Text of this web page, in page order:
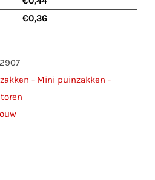
€0,36
- Mini puinzakken -